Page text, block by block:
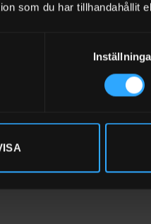
som du har tillhandahållit